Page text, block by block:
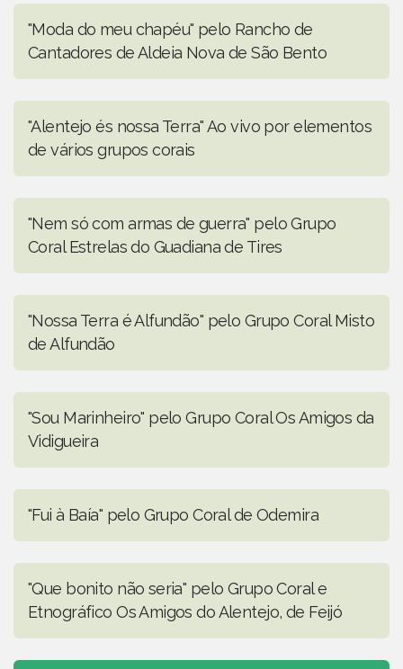
"Moda do meu chapéu" pelo Rancho de
Cantadores de Aldeia Nova de São Bento
"Alentejo és nossa Terra" Ao vivo por elementos
de vários grupos corais
"Nem só com armas de guerra" pelo Grupo
Coral Estrelas do Guadiana de Tires
"Nossa Terra é Alfundão" pelo Grupo Coral Misto
de Alfundão
"Sou Marinheiro" pelo Grupo Coral Os Amigos da
Vidigueira
"Fui à Baía" pelo Grupo Coral de Odemira
"Que bonito não seria" pelo Grupo Coral e
Etnográfico Os Amigos do Alentejo, de Feijó